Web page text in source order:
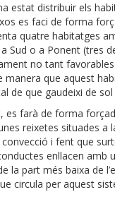
estat distribuir els
es faci de forma
quatre habitatges
Sud o a Ponent (tres
no tant
que aquest
de que gaudeixi de
es farà de forma
reixetes situades
i fent que
enllacen amb
la part més baixa de
circula per aquest